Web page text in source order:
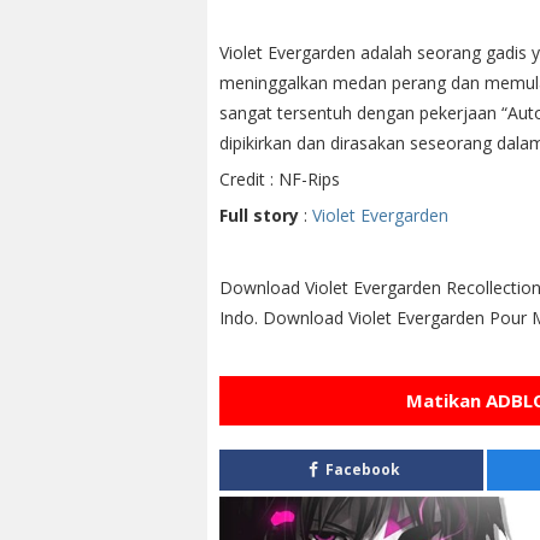
Violet Evergarden adalah seorang gadis
meninggalkan medan perang dan
sangat tersentuh dengan pekerjaan
dipikirkan dan dirasakan seseorang
Credit : NF-Rips
Full story : Violet Evergarden
Download Violet Evergarden
Indo. Download Violet Evergarden Pour
Matikan
Facebook